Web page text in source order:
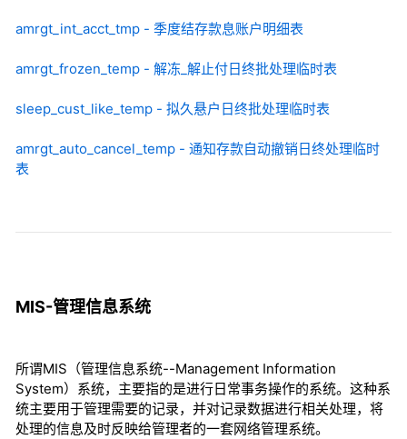
amrgt_int_acct_tmp - 季度结存款息账户明细表
amrgt_frozen_temp - 解冻_解止付日终批处理临时表
sleep_cust_like_temp - 拟久悬户日终批处理临时表
amrgt_auto_cancel_temp - 通知存款自动撤销日终处理临时
表
MIS-管理信息系统
所谓MIS（管理信息系统--Management Information
System）系统，主要指的是进行日常事务操作的系统。这种系
统主要用于管理需要的记录，并对记录数据进行相关处理，将
处理的信息及时反映给管理者的一套网络管理系统。